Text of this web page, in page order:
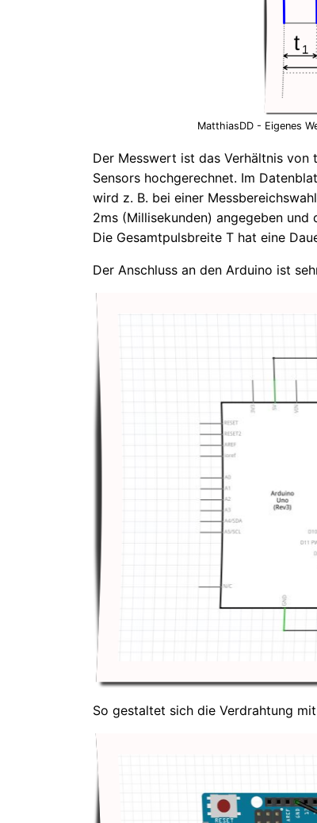
MatthiasDD - Eigenes
Der Messwert ist das Verhältnis von
Sensors hochgerechnet. Im
wird z. B. bei einer
2ms (Millisekunden) angegeben
Die Gesamtpulsbreite T hat eine
Der Anschluss an den Arduino ist
So gestaltet sich die Verdrahtung